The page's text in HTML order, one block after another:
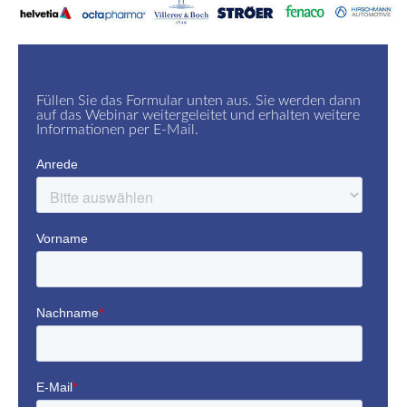
Füllen Sie das Formular unten aus. Sie werden dann
auf das Webinar weitergeleitet und erhalten weitere
Informationen per E-Mail.